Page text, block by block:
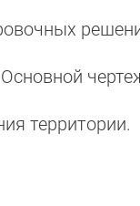
территории.